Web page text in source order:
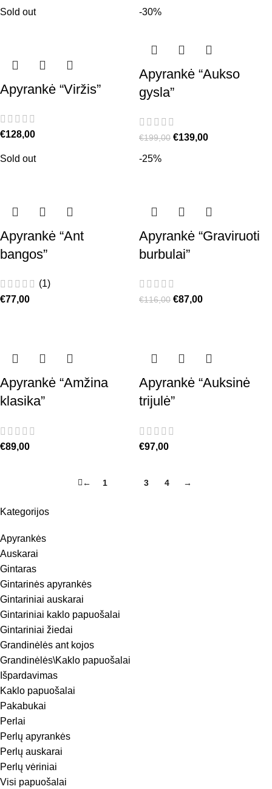
Kategorijos
Apyrankės
Auskarai
Gintaras
Gintarinės apyrankės
Gintariniai auskarai
Gintariniai kaklo papuošalai
Gintariniai žiedai
Grandinėlės ant kojos
Grandinėlės\Kaklo papuošalai
Išpardavimas
Kaklo papuošalai
Pakabukai
Perlai
Perlų apyrankės
Perlų auskarai
Perlų vėriniai
Visi papuošalai
Sold out
Apyrankė “Viržis”
€128,00
-30%
Apyrankė “Aukso
gysla”
€199,00 €139,00
Sold out
Apyrankė “Ant
bangos”
(1)
€77,00
-25%
Apyrankė “Graviruoti
burbulai”
€116,00 €87,00
Apyrankė “Amžina
klasika”
€89,00
Apyrankė “Auksinė
trijulė”
€97,00
← 1 3 4 →